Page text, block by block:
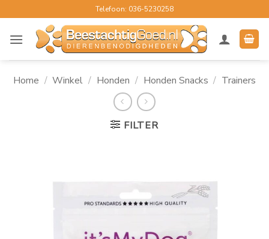
naar
inhoud
Telefoon: 036-5230258
Home / Winkel / Honden / Honden Snacks / Trainers
FILTER